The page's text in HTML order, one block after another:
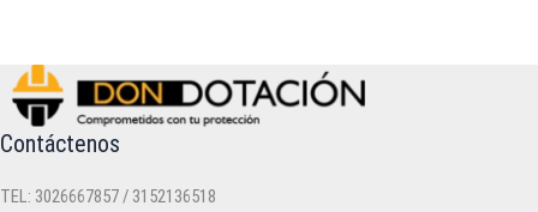
Contáctenos
TEL: 3026667857 / 3152136518